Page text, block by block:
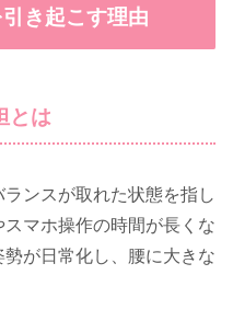
き起こす理由
とは
ンスが取れた状態を指し
マホ操作の時間が長くな
が日常化し、腰に大きな